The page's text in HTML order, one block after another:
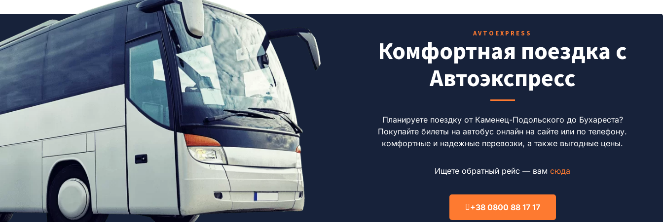
AVTOEXPRESS
Комфортная поездка с
Автоэкспресс
Планируете поездку от Каменец-Подольского до Бухареста?
Покупайте билеты на автобус онлайн на сайте или по телефону.
комфортные и надежные перевозки, а также выгодные цены.
Ищете обратный рейс — вамсюда
+38 0800 88 17 17